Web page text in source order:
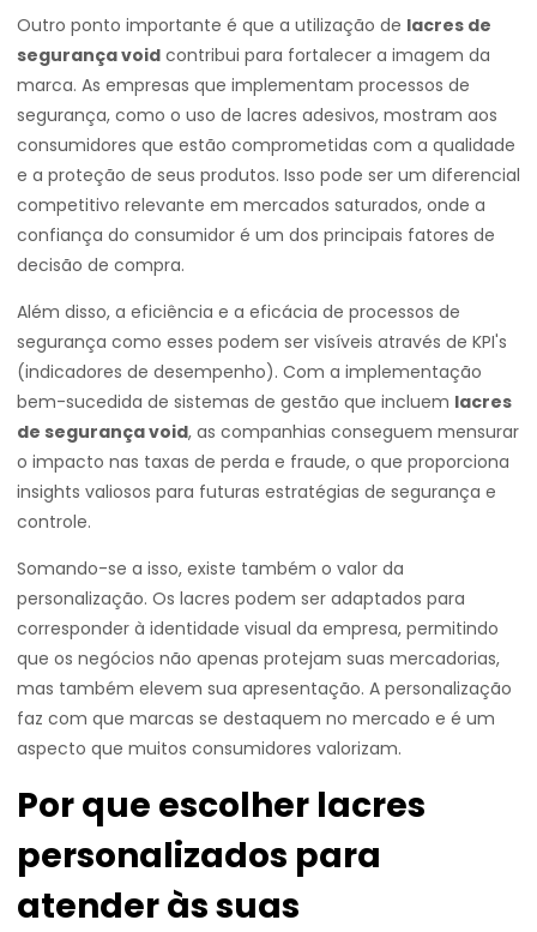
Outro ponto importante é que a utilização de lacres de
segurança void contribui para fortalecer a imagem da
marca. As empresas que implementam processos de
segurança, como o uso de lacres adesivos, mostram aos
consumidores que estão comprometidas com a qualidade
e a proteção de seus produtos. Isso pode ser um diferencial
competitivo relevante em mercados saturados, onde a
confiança do consumidor é um dos principais fatores de
decisão de compra.
Além disso, a eficiência e a eficácia de processos de
segurança como esses podem ser visíveis através de KPI's
(indicadores de desempenho). Com a implementação
bem-sucedida de sistemas de gestão que incluem lacres
de segurança void, as companhias conseguem mensurar
o impacto nas taxas de perda e fraude, o que proporciona
insights valiosos para futuras estratégias de segurança e
controle.
Somando-se a isso, existe também o valor da
personalização. Os lacres podem ser adaptados para
corresponder à identidade visual da empresa, permitindo
que os negócios não apenas protejam suas mercadorias,
mas também elevem sua apresentação. A personalização
faz com que marcas se destaquem no mercado e é um
aspecto que muitos consumidores valorizam.
Por que escolher lacres
personalizados para
atender às suas